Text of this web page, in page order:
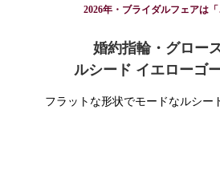
2026年・ブライダルフェアは
婚約指輪・グロー
ルシード イエローゴ
フラットな形状でモードなルシー